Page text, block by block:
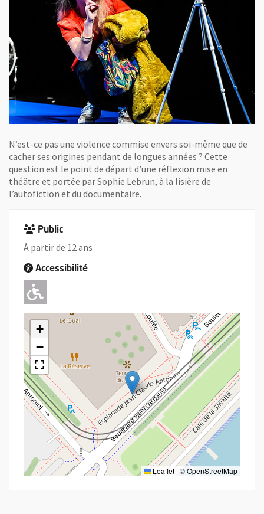
N’est-ce pas une violence commise envers soi-même que de
cacher ses origines pendant de longues années ? Cette
question est le point de départ d’une réflexion mise en
théâtre et portée par Sophie Lebrun, à la lisière de
l’autofiction et du documentaire.
Public
À partir de 12 ans
Accessibilité
Adapté pour l'handicap Moteur
+
−
Leaflet | ©OpenStreetMap